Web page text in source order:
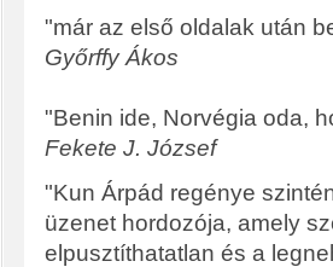
"már az első oldalak után
Győrffy Ákos
"Benin ide, Norvégia oda,
Fekete J. József
"Kun Árpád regénye
üzenet hordozója, amely
elpusztíthatatlan és a